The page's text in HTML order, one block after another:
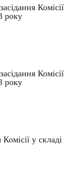
Комісії
року
Комісії
року
у складі